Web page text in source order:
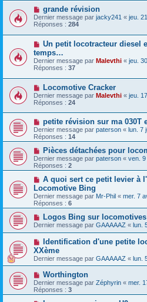
grande révision
Dernier message par jacky241 « jeu.
Réponses : 284
Un petit locotracteur diesel
temps…
Dernier message par Malevthi « jeu.
Réponses : 37
Locomotive Cracker
Dernier message par Malevthi « jeu.
Réponses : 24
petite révision sur ma 030T
Dernier message par paterson « lun. 7
Réponses : 14
Pièces détachées pour
Dernier message par paterson « ven. 9
Réponses : 2
A quoi sert ce petit levier à
Locomotive Bing
Dernier message par Mr-Phil « mer. 7
Réponses : 6
Logos Bing sur
Dernier message par GAAAAAZ « lun.
Identification d'une petite
XXème
Dernier message par GAAAAAZ « lun.
Worthington
Dernier message par Zéphyrin « mer.
Réponses : 3